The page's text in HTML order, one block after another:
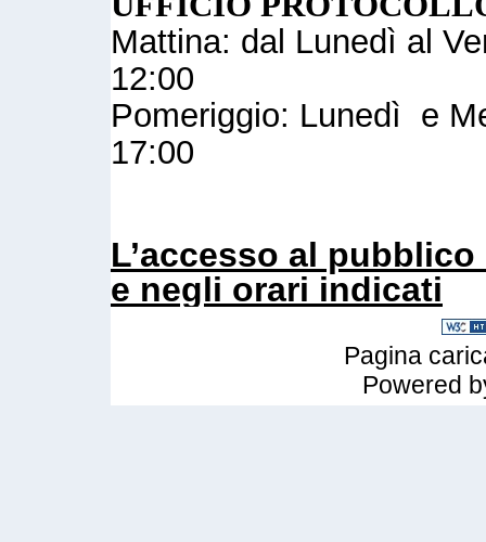
Mattina: dal Lunedì al
12:00
Pomeriggio: Lunedì e
17:00
L’accesso al
e negli orari indicati
Pagina
Powered